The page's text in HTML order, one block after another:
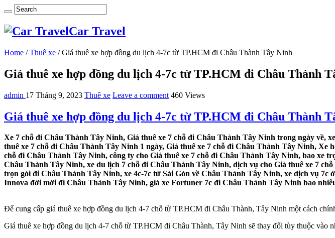
Car Travel
Home / Thuê xe / Giá thuê xe hợp đồng du lịch 4-7c từ TP.HCM đi Châu Thành Tây Ninh
Giá thuê xe hợp đồng du lịch 4-7c từ TP.HCM đi Châu Thành
admin 17 Tháng 9, 2023 Thuê xe Leave a comment 460 Views
Giá thuê xe hợp đồng du lịch 4-7c từ TP.HCM đi Châu Thành
Xe 7 chỗ đi Châu Thành Tây Ninh, Giá thuê xe 7 chỗ đi Châu Thành Tây Ninh trong ngày về,
thuê xe 7 chỗ đi Châu Thành Tây Ninh 1 ngày, Giá thuê xe 7 chỗ đi Châu Thành Tây Ninh,
chỗ đi Châu Thành Tây Ninh, công ty cho Giá thuê xe 7 chỗ đi Châu Thành Tây Ninh, bao xe
Châu Thành Tây Ninh, xe du lịch 7 chỗ đi Châu Thành Tây Ninh, dịch vụ cho Giá thuê xe 7
trọn gói đi Châu Thành Tây Ninh, xe 4c-7c từ Sài Gòn về Châu Thành Tây Ninh, xe dịch vụ
Innova đời mới đi Châu Thành Tây Ninh, giá xe Fortuner 7c đi Châu Thành Tây Ninh bao
Để cung cấp giá thuê xe hợp đồng du lịch 4-7 chỗ từ TP.HCM đi Châu Thành, Tây Ninh một cách
Giá thuê xe hợp đồng du lịch 4-7 chỗ từ TP.HCM đi Châu Thành, Tây Ninh sẽ thay đổi tùy thuộc vào